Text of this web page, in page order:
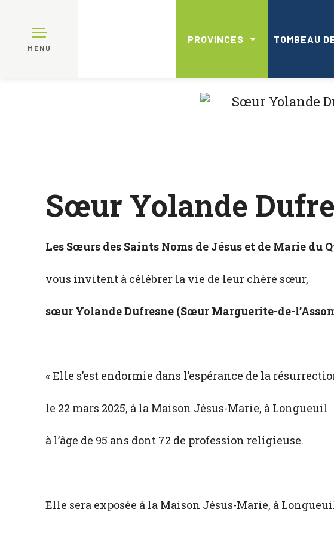
MENU
PROVINCES TOMBEAU
Sœur Yolande
Les Sœurs des Saints Noms de Jésus et de Marie du
vous invitent à célébrer la vie de leur chère sœur,
sœur Yolande Dufresne (Sœur Marguerite-de-
« Elle s’est endormie dans l’espérance de la
le 22 mars 2025, à la Maison Jésus-Marie, à Longueuil
à l’âge de 95 ans dont 72 de profession religieuse.
Elle sera exposée à la Maison Jésus-Marie, à